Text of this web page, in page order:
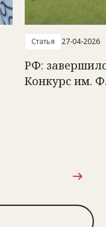
Статья 27-04-2026
РФ:
Конкурс им.